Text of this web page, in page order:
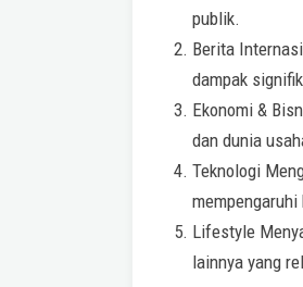
publik.
Berita
dampak
Ekonomi &
dan dunia
Teknologi
Lifestyle
lainnya yang